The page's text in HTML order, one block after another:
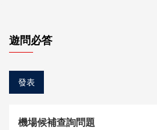
遊問必答
發表
機場候補查詢問題